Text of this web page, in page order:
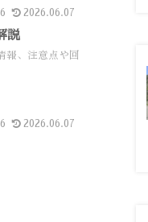
2026.06.07
説
報、注意点や回
2026.06.07